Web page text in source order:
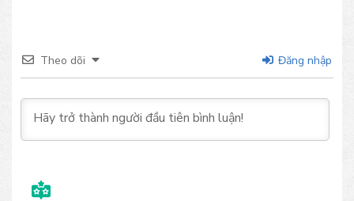
Theo dõi Đăng nhập